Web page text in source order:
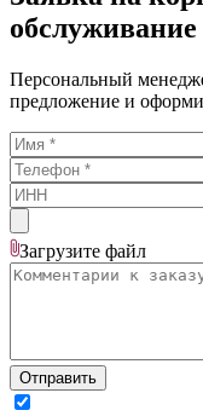
обслуживание
Персональный
предложение и
Загрузите файл
Отправить